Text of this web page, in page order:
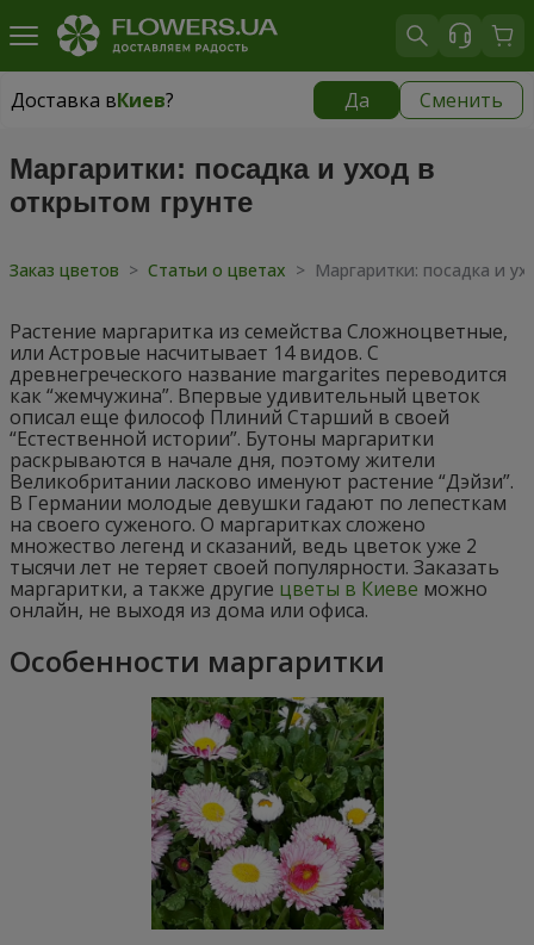
Доставка вКиев? Да Сменить
Доставка вКиев
Маргаритки: посадка и уход в
открытом грунте
Заказ цветов > Статьи о цветах > Маргаритки: посадка и
Растение маргаритка из семейства Сложноцветные,
или Астровые насчитывает 14 видов. С
древнегреческого название margarites переводится
как “жемчужина”. Впервые удивительный цветок
описал еще философ Плиний Старший в своей
“Естественной истории”. Бутоны маргаритки
раскрываются в начале дня, поэтому жители
Великобритании ласково именуют растение “Дэйзи”.
В Германии молодые девушки гадают по лепесткам
на своего суженого. О маргаритках сложено
множество легенд и сказаний, ведь цветок уже 2
тысячи лет не теряет своей популярности. Заказать
маргаритки, а также другие цветы в Киеве можно
онлайн, не выходя из дома или офиса.
Особенности маргаритки